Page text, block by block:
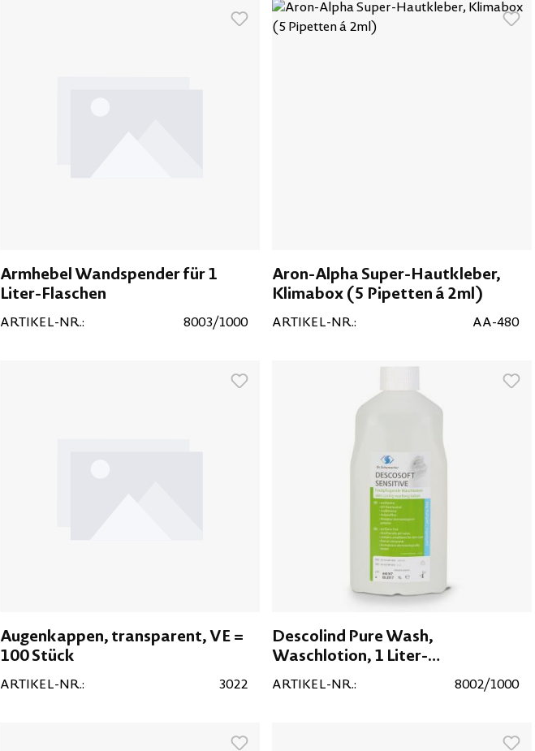
Armhebel Wandspender für 1
Liter-Flaschen
ARTIKEL-NR.: 8003/1000
Aron-Alpha Super-Hautkleber,
Klimabox (5 Pipetten á 2ml)
ARTIKEL-NR.: AA-480
Augenkappen, transparent, VE =
100 Stück
ARTIKEL-NR.: 3022
Descolind Pure Wash,
Waschlotion, 1 Liter-
Spenderflasche, VE = 12 Flaschen
ARTIKEL-NR.: 8002/1000